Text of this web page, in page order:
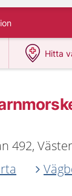
1177
Hitta
på
492,